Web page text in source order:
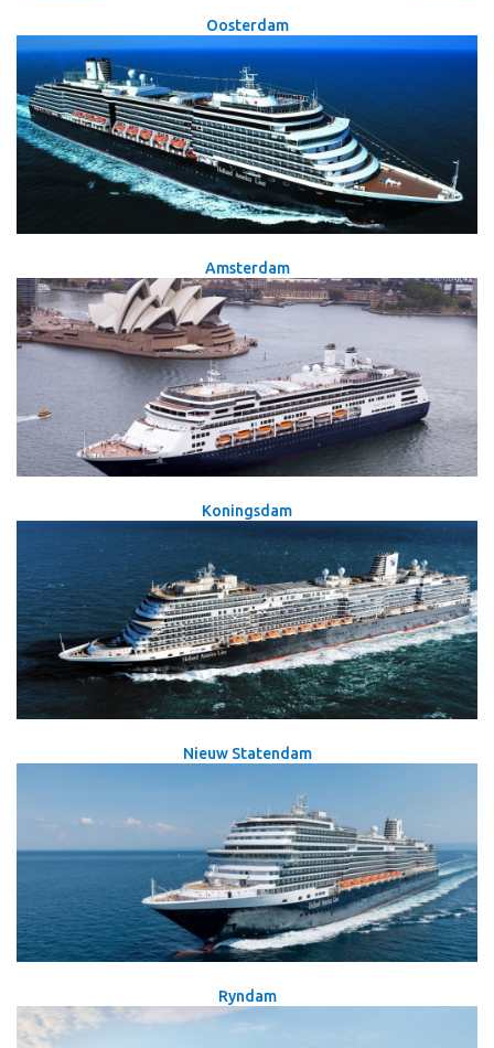
Oosterdam
Amsterdam
Koningsdam
Nieuw Statendam
Ryndam